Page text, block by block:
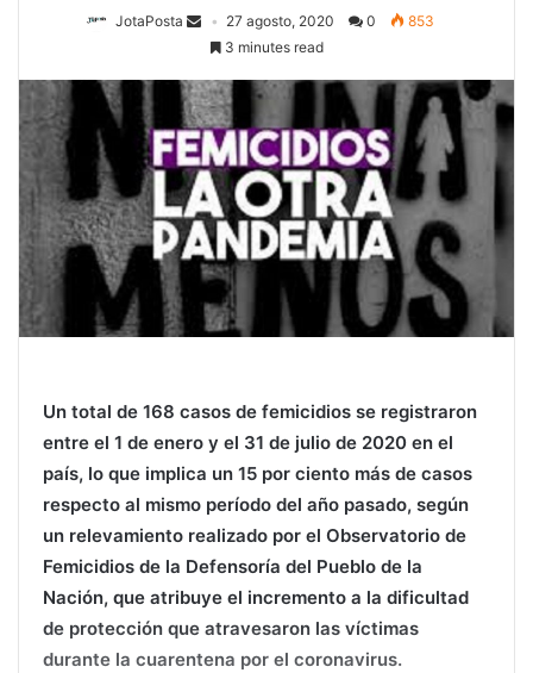
JotaPosta 27 agosto, 2020 0
853
3 minutes read
Un total de 168 casos de femicidios se registraron
entre el 1 de enero y el 31 de julio de 2020 en el
país, lo que implica un 15 por ciento más de casos
respecto al mismo período del año pasado, según
un relevamiento realizado por el Observatorio de
Femicidios de la Defensoría del Pueblo de la
Nación, que atribuye el incremento a la dificultad
de protección que atravesaron las víctimas
durante la cuarentena por el coronavirus.